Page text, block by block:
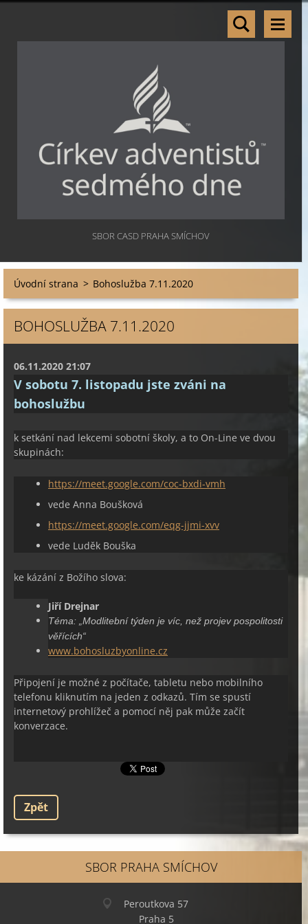
SBOR CASD PRAHA SMÍCHOV
Úvodní strana > Bohoslužba 7.11.2020
BOHOSLUŽBA 7.11.2020
06.11.2020 21:07
V sobotu 7. listopadu jste zváni na
bohoslužbu
k setkání nad lekcemi sobotní školy, a to On-Line ve dvou
skupinách:
https://meet.google.com/coc-bxdi-vmh
vede Anna Boušková
https://meet.google.com/eqg-jjmi-xvv
vede Luděk Bouška
ke kázání z Božího slova:
Jiří Drejnar
Téma: „Modlitební týden je víc, než projev pospolitosti
věřících“
www.bohosluzbyonline.cz
Připojení je možné z počítače, tabletu nebo mobilního
telefonu kliknutím na jeden z odkazů. Tím se spustí
internetový prohlížeč a pomocí něj pak může začít
konverzace.
Zpět
SBOR PRAHA SMÍCHOV
Peroutkova 57
Praha 5